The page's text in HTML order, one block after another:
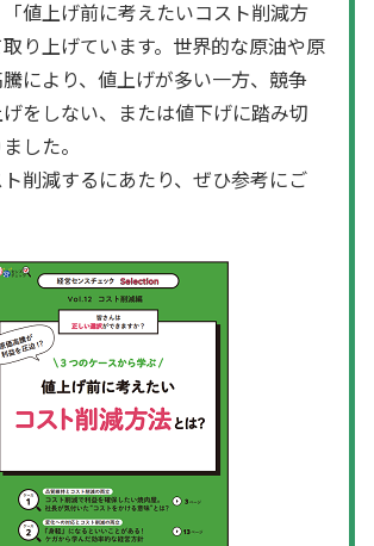
値上げ前に考えたいコスト削減方
り上げています。世界的な原油や原
により、値上げが多い一方、競争
をしない、または値下げに踏み切
した。
削減するにあたり、ぜひ参考にご